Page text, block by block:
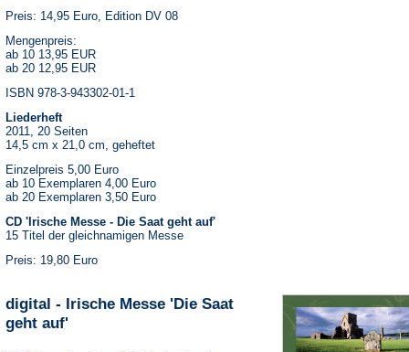
Preis: 14,95 Euro, Edition DV 08
Mengenpreis:
ab 10 13,95 EUR
ab 20 12,95 EUR
ISBN 978-3-943302-01-1
Liederheft
2011, 20 Seiten
14,5 cm x 21,0 cm, geheftet
Einzelpreis 5,00 Euro
ab 10 Exemplaren 4,00 Euro
ab 20 Exemplaren 3,50 Euro
CD 'Irische Messe - Die Saat geht auf'
15 Titel der gleichnamigen Messe
Preis: 19,80 Euro
digital - Irische Messe 'Die Saat
geht auf'